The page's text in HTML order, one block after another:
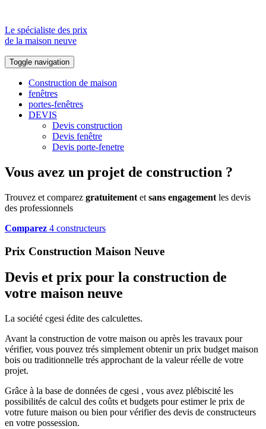
Le spécialiste des prix
de la maison neuve
Toggle navigation
Construction de maison
fenêtres
portes-fenêtres
DEVIS
Devis construction
Devis fenêtre
Devis porte-fenetre
Vous avez un projet de construction ?
Trouvez et comparez gratuitement et sans engagement les devis
des professionnels
Comparez 4 constructeurs
Prix Construction Maison Neuve
Devis et prix pour la construction de
votre maison neuve
La société cgesi édite des calculettes.
Avant la construction de votre maison ou après les travaux pour
vérifier, vous pouvez trés simplement obtenir un prix budget maison
bois ou traditionnelle trés approchant de la valeur réelle de votre
projet.
Grâce à la base de données de cgesi , vous avez plébiscité les
possibilités de calcul des coûts et budgets pour estimer le prix de
votre future maison ou bien pour vérifier des devis de constructeurs
en votre possession.